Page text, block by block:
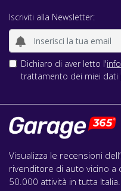
Iscriviti alla Newsletter:
Dichiaro di aver letto l'
trattamento dei miei dati
Visualizza le recensioni
rivenditore di auto vicino a
50.000 attività in tutta Italia.